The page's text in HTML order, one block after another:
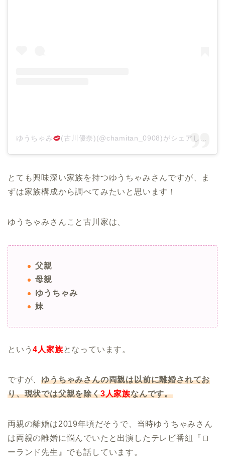
ゆうちゃみ (古川優奈)(@chamitan_0908)がシェアした投稿
とても興味深い家族を持つゆうちゃみさんですが、ま
ずは家族構成から調べてみたいと思います！
ゆうちゃみさんこと古川家は、
父親
母親
ゆうちゃみ
妹
という4人家族となっています。
ですが、ゆうちゃみさんの両親は以前に離婚されてお
り、現状では父親を除く3人家族なんです。
両親の離婚は2019年頃だそうで、当時ゆうちゃみさん
は両親の離婚に悩んでいたと出演したテレビ番組『ロ
ーランド先生』でも話しています。